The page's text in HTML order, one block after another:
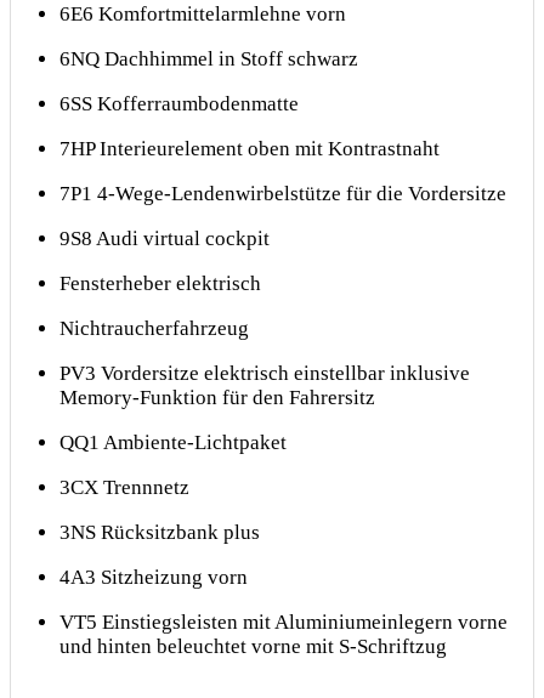
6E6 Komfortmittelarmlehne vorn
6NQ Dachhimmel in Stoff schwarz
6SS Kofferraumbodenmatte
7HP Interieurelement oben mit Kontrastnaht
7P1 4-Wege-Lendenwirbelstütze für die Vordersitze
9S8 Audi virtual cockpit
Fensterheber elektrisch
Nichtraucherfahrzeug
PV3 Vordersitze elektrisch einstellbar inklusive
Memory-Funktion für den Fahrersitz
QQ1 Ambiente-Lichtpaket
3CX Trennnetz
3NS Rücksitzbank plus
4A3 Sitzheizung vorn
VT5 Einstiegsleisten mit Aluminiumeinlegern vorne
und hinten beleuchtet vorne mit S-Schriftzug